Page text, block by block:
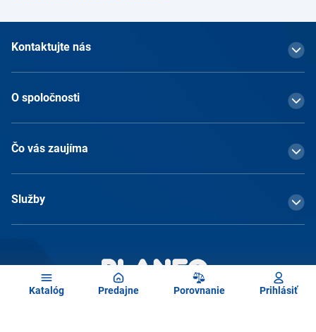
Katalóg Predajne Porovnanie Prihlásiť
Kontaktujte nás
O spoločnosti
Čo vás zaujíma
Služby